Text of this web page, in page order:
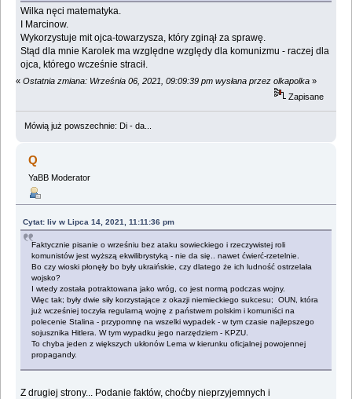
Wilka nęci matematyka.
I Marcinow.
Wykorzystuje mit ojca-towarzysza, który zginął za sprawę.
Stąd dla mnie Karolek ma względne względy dla komunizmu - raczej dla
ojca, którego wcześnie stracił.
« Ostatnia zmiana: Września 06, 2021, 09:09:39 pm wysłana przez olkapolka »
Zapisane
Mówią już powszechnie: Di - da...
Q
YaBB Moderator
Cytat: liv w Lipca 14, 2021, 11:11:36 pm
Faktycznie pisanie o wrześniu bez ataku sowieckiego i rzeczywistej roli
komunistów jest wyższą ekwilibrystyką - nie da się.. nawet ćwierć-rzetelnie.
Bo czy wioski płonęły bo były ukraińskie, czy dlatego że ich ludność ostrzelała
wojsko?
I wtedy została potraktowana jako wróg, co jest normą podczas wojny.
Więc tak; były dwie siły korzystające z okazji niemieckiego sukcesu; OUN, która
już wcześniej toczyła regularną wojnę z państwem polskim i komuniści na
polecenie Stalina - przypomnę na wszelki wypadek - w tym czasie najlepszego
sojusznika Hitlera. W tym wypadku jego narzędziem - KPZU.
To chyba jeden z większych ukłonów Lema w kierunku oficjalnej powojennej
propagandy.
Z drugiej strony... Podanie faktów, choćby nieprzyjemnych i